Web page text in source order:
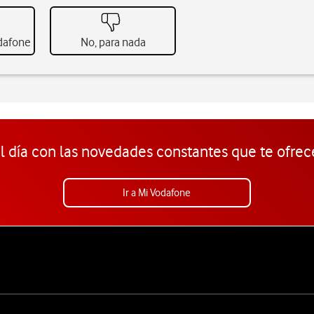
No, para nada
día con las novedades constantes que te
Ir a Mi Vodafone